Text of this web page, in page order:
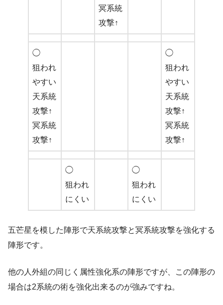
冥系統
攻撃↑
◯
狙われ
やすい
天系統
攻撃↑
冥系統
攻撃↑
◯
狙われ
やすい
天系統
攻撃↑
冥系統
攻撃↑
◯
狙われ
にくい
◯
狙われ
にくい
五芒星を模した陣形で天系統攻撃と冥系統攻撃を強化する
陣形です。
他の人外組の同じく属性強化系の陣形ですが、この陣形の
場合は2系統の術を強化出来るのが強みですね。